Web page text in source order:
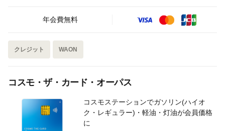
年会費無料
クレジット WAON
コスモ・ザ・カード・オーパス
コスモステーションでガソリン(ハイオ
ク・レギュラー)・軽油・灯油が会員価格
に